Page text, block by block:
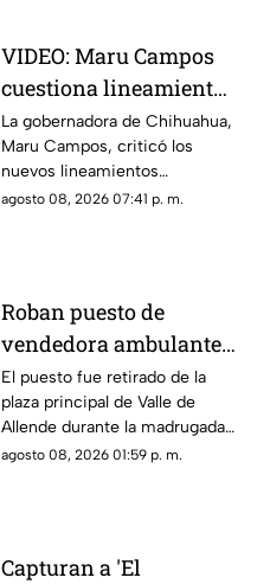
VIDEO: Maru Campos
cuestiona lineamientos
para medios y advierte
riesgos para la libertad
de expresión
La gobernadora de Chihuahua,
Maru Campos, criticó los
nuevos lineamientos
relacionados con los derechos
agosto 08, 2026 07:41 p. m.
Roban puesto de
vendedora ambulante
en Valle de Allende;
piden ayuda para
localizarlo
El puesto fue retirado de la
plaza principal de Valle de
Allende durante la madrugada,
junto con el asador, carpa,
agosto 08, 2026 01:59 p. m.
Capturan a 'El